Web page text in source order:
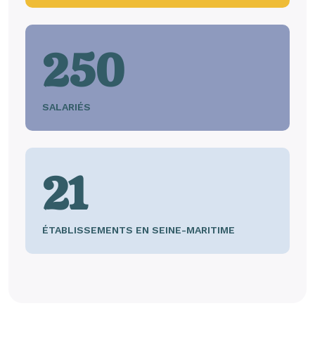
250
SALARIÉS
21
ÉTABLISSEMENTS EN SEINE-MARITIME